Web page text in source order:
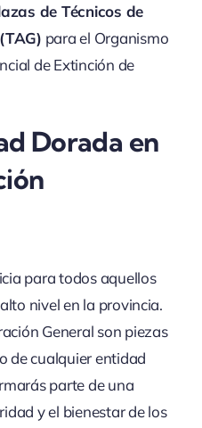
de Técnicos de
para el Organismo
de Extinción de
Dorada en
para todos aquellos
nivel en la provincia.
General son piezas
de cualquier entidad
parte de una
y el bienestar de los